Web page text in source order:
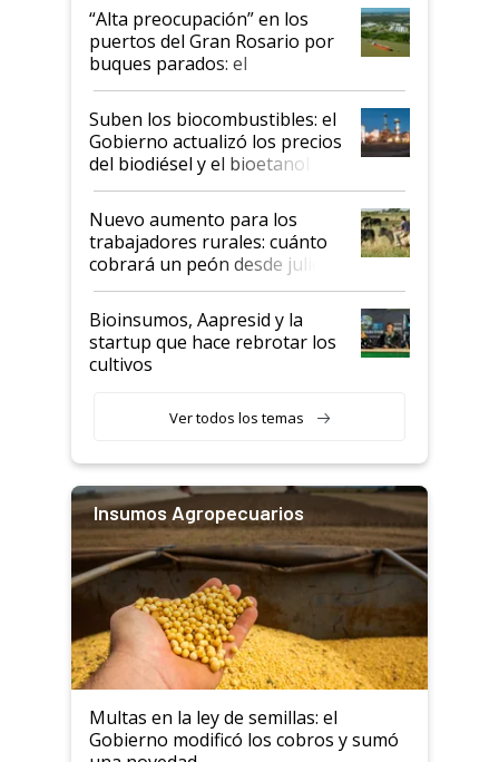
“Alta preocupación” en los
puertos del Gran Rosario por
buques parados: el
funcionamiento de las
exportadoras en tensión tras
la medida de fuerza de los
prácticos
Suben los biocombustibles: el
Gobierno actualizó los precios
del biodiésel y el bioetanol
Nuevo aumento para los
trabajadores rurales: cuánto
cobrará un peón desde julio
Bioinsumos, Aapresid y la
startup que hace rebrotar los
cultivos
Ver todos los temas
Insumos Agropecuarios
Multas en la ley de semillas: el
Gobierno modificó los cobros y sumó